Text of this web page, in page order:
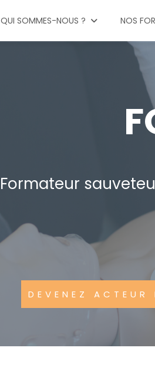
QUI SOMMES-NOUS ? NOS
Formateur
DEVENEZ